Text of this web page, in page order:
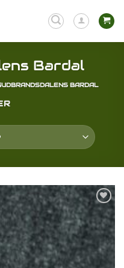
Bardal
BARDAL
Toevoegen
verlanglijst